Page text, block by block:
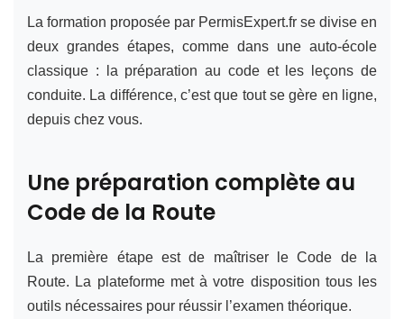
La formation proposée par PermisExpert.fr se divise en
deux grandes étapes, comme dans une auto-école
classique : la préparation au code et les leçons de
conduite. La différence, c’est que tout se gère en ligne,
depuis chez vous.
Une préparation complète au
Code de la Route
La première étape est de maîtriser le Code de la
Route. La plateforme met à votre disposition tous les
outils nécessaires pour réussir l’examen théorique.